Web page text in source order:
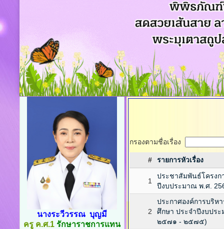
กรองตามชื่อเรื่อง
# รายการหัวเรื่อง
1
ประชาสัมพันธ์โครงก
ปีงบประมาณ พ.ศ.
2
ประกาศองค์การบริห
ศึกษา ประจำปีงบปร
๒๕๗๑ - ๒๕๗๕)
นางระวีวรรณ บุญมี
ครู ค.ศ.1 รักษาราชการแทน